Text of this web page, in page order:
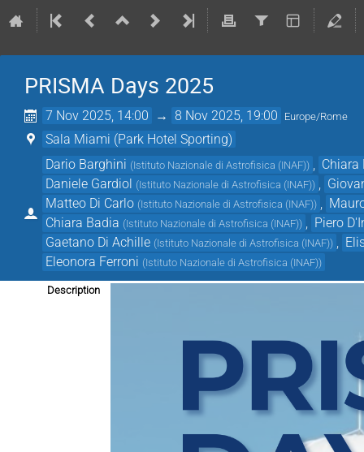
PRISMA Days 2025
7 Nov 2025, 14:00 → 8 Nov 2025, 19:00 Europe/Rome
Sala Miami (Park Hotel Sporting)
Dario Barghini (Istituto Nazionale di Astrofisica (INAF))
Chiara
Daniele Gardiol (Istituto Nazionale di Astrofisica (INAF))
Matteo Di Carlo (Istituto Nazionale di Astrofisica (INAF))
Chiara Badia (Istituto Nazionale di Astrofisica (INAF))
Piero
Gaetano Di Achille (Istituto Nazionale di Astrofisica (INAF))
Eleonora Ferroni (Istituto Nazionale di Astrofisica (INAF))
Description